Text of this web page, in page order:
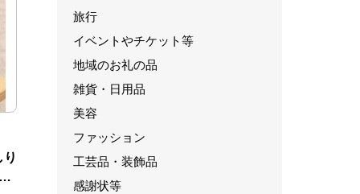
旅行
イベントやチケット等
地域のお礼の品
雑貨・日用品
美容
ファッション
工芸品・装飾品
感謝状等